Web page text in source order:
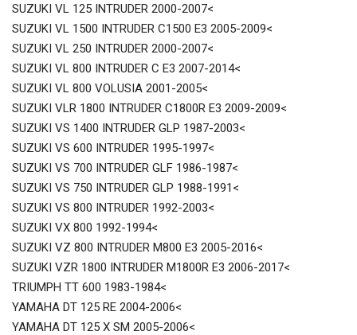
SUZUKI VL 125 INTRUDER 2000-2007<
SUZUKI VL 1500 INTRUDER C1500 E3 2005-2009<
SUZUKI VL 250 INTRUDER 2000-2007<
SUZUKI VL 800 INTRUDER C E3 2007-2014<
SUZUKI VL 800 VOLUSIA 2001-2005<
SUZUKI VLR 1800 INTRUDER C1800R E3 2009-2009<
SUZUKI VS 1400 INTRUDER GLP 1987-2003<
SUZUKI VS 600 INTRUDER 1995-1997<
SUZUKI VS 700 INTRUDER GLF 1986-1987<
SUZUKI VS 750 INTRUDER GLP 1988-1991<
SUZUKI VS 800 INTRUDER 1992-2003<
SUZUKI VX 800 1992-1994<
SUZUKI VZ 800 INTRUDER M800 E3 2005-2016<
SUZUKI VZR 1800 INTRUDER M1800R E3 2006-2017<
TRIUMPH TT 600 1983-1984<
YAMAHA DT 125 RE 2004-2006<
YAMAHA DT 125 X SM 2005-2006<